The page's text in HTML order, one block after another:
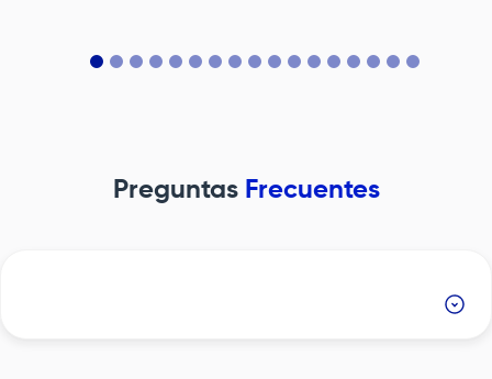
Acreditación en Salud. Para las instituciones que tienen
investigativa. Este proceso evalúa integralmente, entre
otros temas:• La atención centrada en el
Preguntas Frecuentes